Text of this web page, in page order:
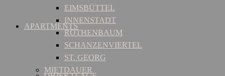
APARTMENTS
EIMSBÜTTEL
INNENSTADT
ROTHENBAUM
SCHANZENVIERTEL
ST. GEORG
MIETDAUER